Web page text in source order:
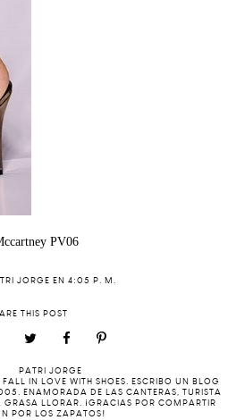
PV06
JORGE EN 4:05 P. M.
THIS POST
PATRI JORGE
IN LOVE WITH SHOES. ESCRIBO UN BLOG
ENAMORADA DE LAS CANTERAS, TURISTA
LLORAR. ¡GRACIAS POR COMPARTIR
POR LOS ZAPATOS!